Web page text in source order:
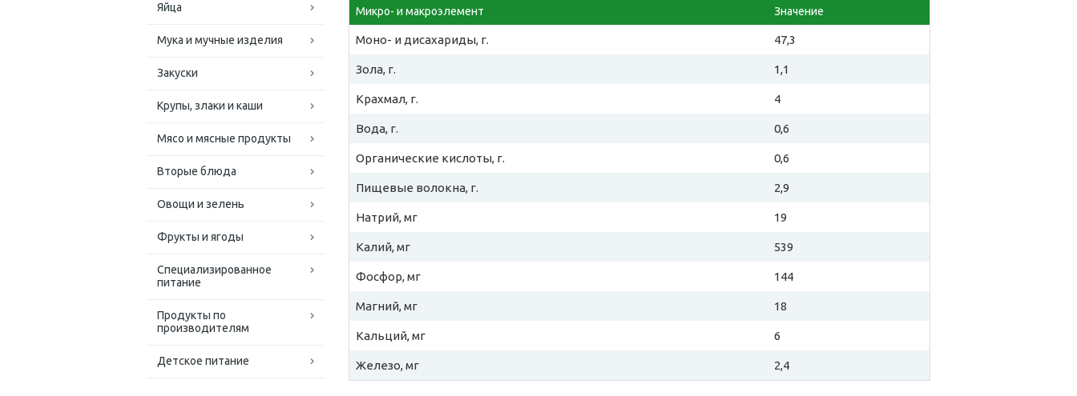
Яйца
Мука и мучные изделия
Закуски
Крупы, злаки и каши
Мясо и мясные продукты
Вторые блюда
Овощи и зелень
Фрукты и ягоды
Специализированное
питание
Продукты по
производителям
Детское питание
Микро- и макроэлемент Значение
Моно- и дисахариды, г. 47,3
Зола, г. 1,1
Крахмал, г. 4
Вода, г. 0,6
Органические кислоты, г. 0,6
Пищевые волокна, г. 2,9
Натрий, мг 19
Калий, мг 539
Фосфор, мг 144
Магний, мг 18
Кальций, мг 6
Железо, мг 2,4